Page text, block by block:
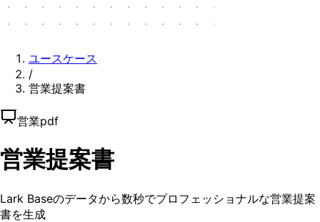
ユースケース
/
営業提案書
営業pdf
営業提案書
Lark Baseのデータから数秒でプロフェッショナルな営業提案
書を生成